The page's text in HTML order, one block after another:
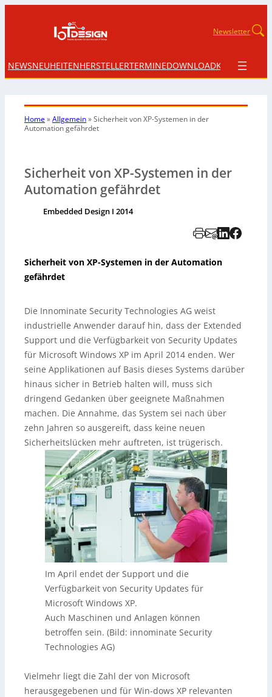
Newsletter
NEWSNEUHEITENHERSTELLERTERMINEDOWNLOADKONTAKT
Home»Allgemein»Sicherheit von XP-Systemen in der
Automation gefährdet
Sicherheit von XP-Systemen in der
Automation gefährdet
Embedded Design I 2014
Sicherheit von XP-Systemen in der Automation
gefährdet
Die Innominate Security Technologies AG weist
industrielle Anwender darauf hin, dass der Extended
Support und die Verfügbarkeit von Security Updates
für Microsoft Windows XP im April 2014 enden. Wer
seine Applikationen auf Basis dieses Systems darüber
hinaus sicher in Betrieb halten will, muss sich
dringend Gedanken über geeignete Maßnahmen
machen. Die Annahme, das System sei nach über
zehn Jahren so ausgereift, dass keine neuen
Sicherheitslücken mehr auftreten, ist trügerisch.
Im April endet der Support und die
Verfügbarkeit von Security Updates für
Microsoft Windows XP.
Auch Maschinen und Anlagen können
betroffen sein. (Bild: innominate Security
Technologies AG)
Vielmehr liegt die Zahl der von Microsoft
herausgegebenen und für Win-dows XP relevanten